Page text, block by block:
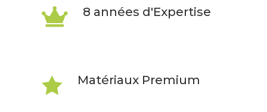
Pro 8 années d'Expertise
 Matériaux Premium